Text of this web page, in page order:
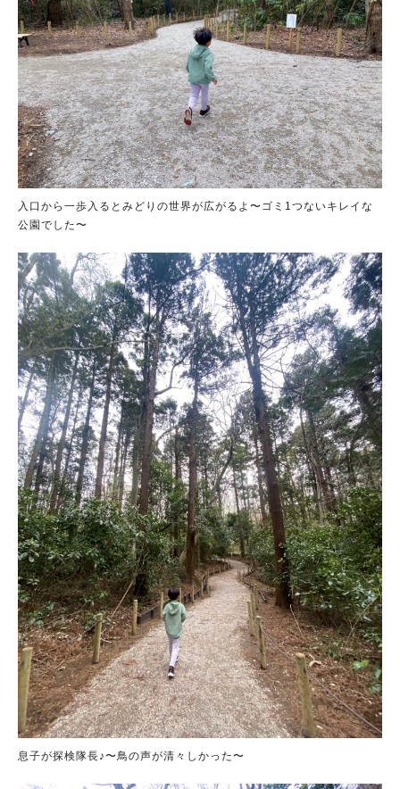
入口から一歩入るとみどりの世界が広がるよ〜ゴミ1つないキレイな
公園でした〜
息子が探検隊長♪〜鳥の声が清々しかった〜